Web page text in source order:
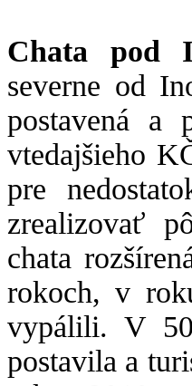
Chata pod
severne od
postavená a
vtedajšieho
pre
zrealizovať
chata
rokoch, v
vypálili. V
postavila a